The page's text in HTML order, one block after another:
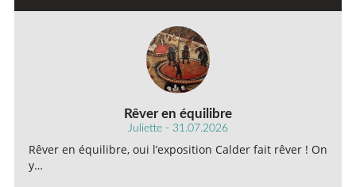
Rêver en équilibre
Juliette - 31.07.2026
Rêver en équilibre, oui l’exposition Calder fait rêver ! On
y…